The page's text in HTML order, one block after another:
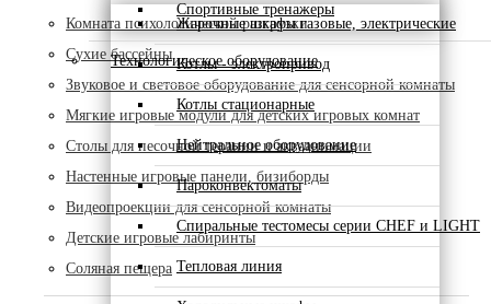
Спортивные тренажеры
Технологическое оборудование
Жарочные шкафы газовые, электрические
Котлы - электропривод
Котлы стационарные
Нейтральное оборудование
Пароконвектоматы
Спиральные тестомесы серии CHEF и LIGHT
Тепловая линия
Комната психологической разгрузки
Сухие бассейны
Звуковое и световое оборудование для сенсорной комнаты
Мягкие игровые модули для детских игровых комнат
Столы для песочной терапии и акваанимации
Настенные игровые панели, бизиборды
Видеопроекции для сенсорной комнаты
Детские игровые лабиринты
Соляная пещера